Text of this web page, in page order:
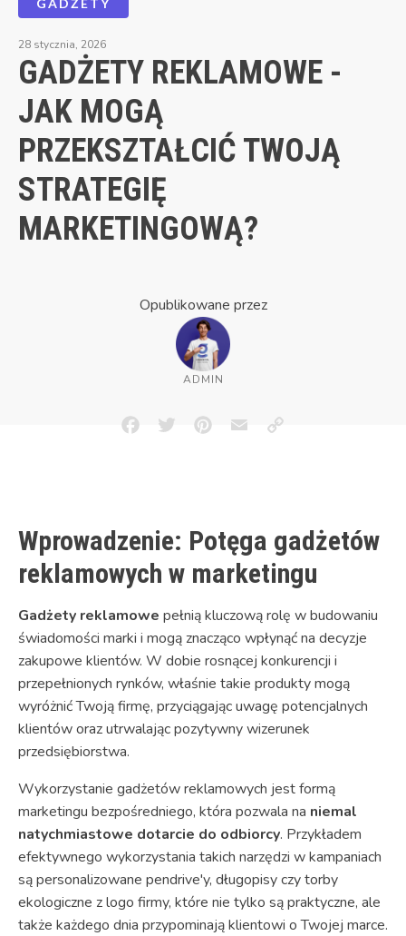
28 stycznia, 2026
GADŻETY REKLAMOWE -
JAK MOGĄ
PRZEKSZTAŁCIĆ TWOJĄ
STRATEGIĘ
MARKETINGOWĄ?
Opublikowane przez
ADMIN
FacebookTwitterPinterestEmailCopy
Wprowadzenie: Potęga gadżetów
reklamowych w marketingu
Gadżety reklamowe pełnią kluczową rolę w budowaniu
świadomości marki i mogą znacząco wpłynąć na decyzje
zakupowe klientów. W dobie rosnącej konkurencji i
przepełnionych rynków, właśnie takie produkty mogą
wyróżnić Twoją firmę, przyciągając uwagę potencjalnych
klientów oraz utrwalając pozytywny wizerunek
przedsiębiorstwa.
Wykorzystanie gadżetów reklamowych jest formą
marketingu bezpośredniego, która pozwala na niemal
natychmiastowe dotarcie do odbiorcy. Przykładem
efektywnego wykorzystania takich narzędzi w kampaniach
są personalizowane pendrive'y, długopisy czy torby
ekologiczne z logo firmy, które nie tylko są praktyczne, ale
także każdego dnia przypominają klientowi o Twojej marce.